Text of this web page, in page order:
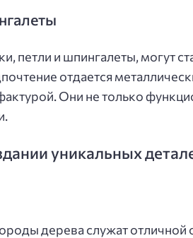
петли и шпингалеты, могут
отдается
Они не только
уникальных
дерева служат отличной